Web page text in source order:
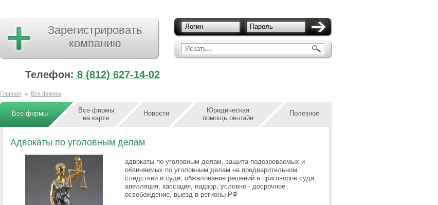
Искать...
Логин Пароль
Зарегистрировать
компанию
Телефон: 8 (812) 627-14-02
Главная Все фирмы
Все фирмы
Все фирмы
на карте
Новости
Юридическая
помощь он-лайн
Полезное
Адвокаты по уголовным делам
адвокаты по уголовным делам, защита подозреваемых и
обвиняемых по уголовным делам на предварительном
следствии и суде, обжалование решений и приговоров суда,
апелляция, кассация, надзор, условно - досрочное
освобождение, выезд в регионы РФ